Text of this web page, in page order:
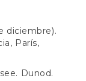
diciembre).
París,
Dunod.